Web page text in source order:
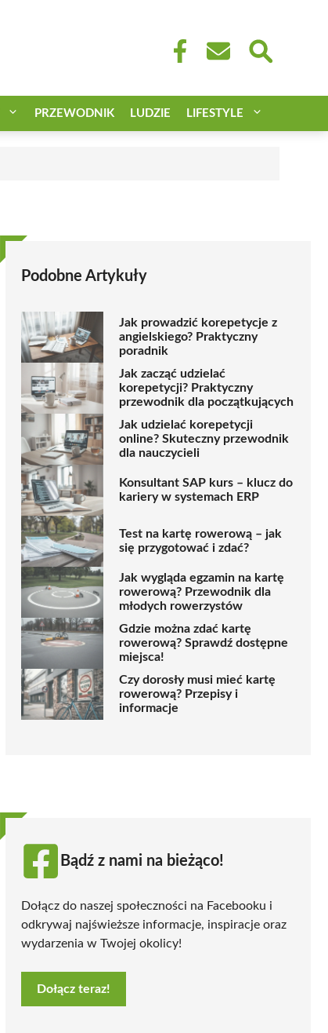
PRZEWODNIK LUDZIE LIFESTYLE
Podobne Artykuły
Jak prowadzić korepetycje z
angielskiego? Praktyczny
poradnik
Jak zacząć udzielać
korepetycji? Praktyczny
przewodnik dla początkujących
Jak udzielać korepetycji
online? Skuteczny przewodnik
dla nauczycieli
Konsultant SAP kurs – klucz do
kariery w systemach ERP
Test na kartę rowerową – jak
się przygotować i zdać?
Jak wygląda egzamin na kartę
rowerową? Przewodnik dla
młodych rowerzystów
Gdzie można zdać kartę
rowerową? Sprawdź dostępne
miejsca!
Czy dorosły musi mieć kartę
rowerową? Przepisy i
informacje
Bądź z nami na bieżąco!
Dołącz do naszej społeczności na Facebooku i
odkrywaj najświeższe informacje, inspiracje oraz
wydarzenia w Twojej okolicy!
Dołącz teraz!